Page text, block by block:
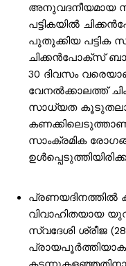
അനുവദനീയമായ
പട്ടികയിൽ
പുതുക്കിയ പട്ടിക
ചിക്കൻപോക്സ്
30 ദിവസം
വേനൽക്കാലത്ത്
സാധ്യത
സാംക്രമിക
പ്രണയദിനത്തിൽ
വിവാഹിതയായ
സ്വദേശി ശ്രീജ